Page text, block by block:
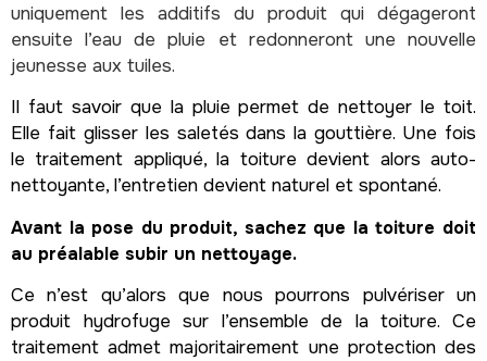
uniquement les additifs du produit qui dégageront
ensuite l’eau de pluie et redonneront une nouvelle
jeunesse aux tuiles.
Il faut savoir que la pluie permet de nettoyer le toit.
Elle fait glisser les saletés dans la gouttière. Une fois
le traitement appliqué, la toiture devient alors auto-
nettoyante, l’entretien devient naturel et spontané.
Avant la pose du produit, sachez que la toiture doit
au préalable subir un nettoyage.
Ce n’est qu’alors que nous pourrons pulvériser un
produit hydrofuge sur l’ensemble de la toiture. Ce
traitement admet majoritairement une protection des